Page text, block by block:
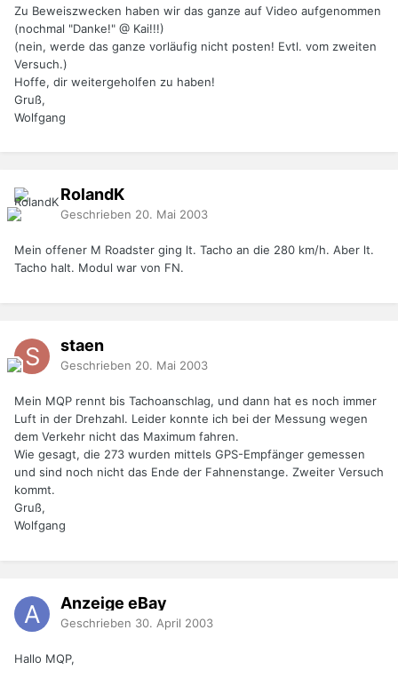
Zu Beweiszwecken haben wir das ganze auf Video aufgenommen
(nochmal "Danke!" @ Kai!!!)
(nein, werde das ganze vorläufig nicht posten! Evtl. vom zweiten
Versuch.)
Hoffe, dir weitergeholfen zu haben!
Gruß,
Wolfgang
RolandK
Geschrieben 20. Mai 2003
Mein offener M Roadster ging lt. Tacho an die 280 km/h. Aber lt.
Tacho halt. Modul war von FN.
staen
Geschrieben 20. Mai 2003
Mein MQP rennt bis Tachoanschlag, und dann hat es noch immer
Luft in der Drehzahl. Leider konnte ich bei der Messung wegen
dem Verkehr nicht das Maximum fahren.
Wie gesagt, die 273 wurden mittels GPS-Empfänger gemessen
und sind noch nicht das Ende der Fahnenstange. Zweiter Versuch
kommt.
Gruß,
Wolfgang
Anzeige eBay
Geschrieben 30. April 2003
Hallo MQP,